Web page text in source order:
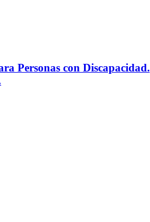
Personas con Discapacidad.